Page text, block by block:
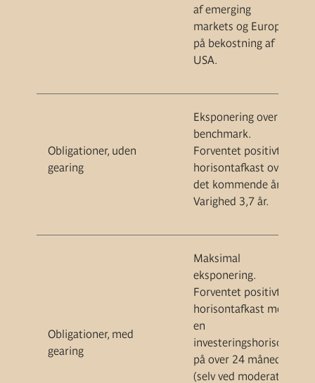
af emerging
markets og Europa
på bekostning af
USA.
Obligationer, uden
gearing
Eksponering over
benchmark.
Forventet positivt
horisontafkast over
det kommende år.
Varighed 3,7 år.
Obligationer, med
gearing
Maksimal
eksponering.
Forventet positivt
horisontafkast med
en
investeringshorisont
på over 24 måneder
(selv ved moderat